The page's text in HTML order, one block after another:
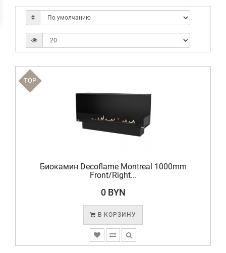
TOP
Биокамин Decoflame Montreal 1000mm
Front/Right...
0 BYN
В КОРЗИНУ